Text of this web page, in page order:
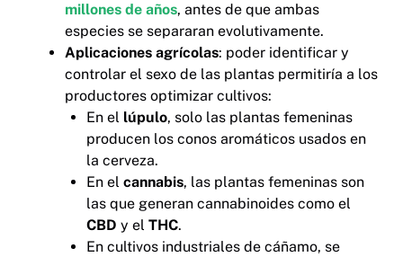
millones de años, antes de que ambas
especies se separaran evolutivamente.
Aplicaciones agrícolas: poder identificar y
controlar el sexo de las plantas permitiría a los
productores optimizar cultivos:
En el lúpulo, solo las plantas femeninas
producen los conos aromáticos usados en
la cerveza.
En el cannabis, las plantas femeninas son
las que generan cannabinoides como el
CBD y el THC.
En cultivos industriales de cáñamo, se